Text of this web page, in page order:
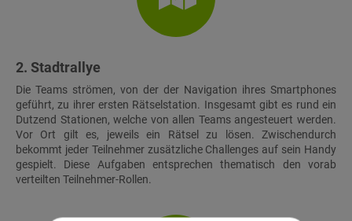
2. Stadtrallye
Die Teams strömen, von der der Navigation ihres Smartphones
geführt, zu ihrer ersten Rätselstation. Insgesamt gibt es rund ein
Dutzend Stationen, welche von allen Teams angesteuert werden.
Vor Ort gilt es, jeweils ein Rätsel zu lösen. Zwischendurch
bekommt jeder Teilnehmer zusätzliche Challenges auf sein Handy
gespielt. Diese Aufgaben entsprechen thematisch den vorab
verteilten Teilnehmer-Rollen.